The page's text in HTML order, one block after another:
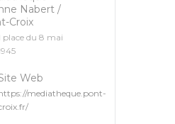
Nabert /
Croix
place du 8 mai
Web
mediatheque.pont-